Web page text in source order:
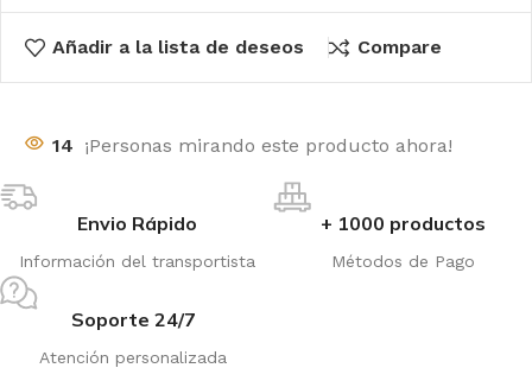
Añadir a la lista de deseos Compare
14 ¡Personas mirando este producto ahora!
Envio Rápido
Información del transportista
+ 1000 productos
Métodos de Pago
Soporte 24/7
Atención personalizada